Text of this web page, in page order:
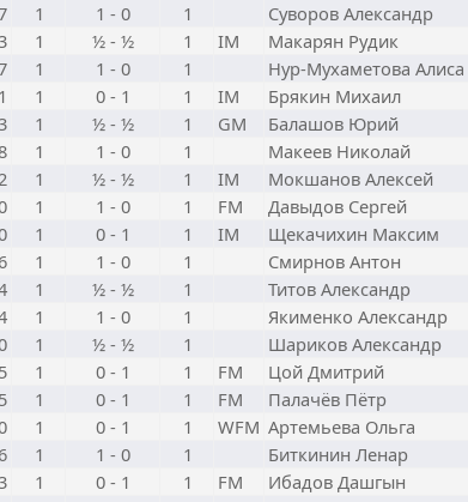
1 1 - 0 1 Суворов Александр
1 ½ - ½ 1 IM Макарян Рудик
1 1 - 0 1 Нур-Мухаметова Алиса
1 0 - 1 1 IM Брякин Михаил
1 ½ - ½ 1 GM Балашов Юрий
1 1 - 0 1 Макеев Николай
1 ½ - ½ 1 IM Мокшанов Алексей
1 1 - 0 1 FM Давыдов Сергей
1 0 - 1 1 IM Щекачихин Максим
1 1 - 0 1 Смирнов Антон
1 ½ - ½ 1 Титов Александр
1 1 - 0 1 Якименко Александр
1 ½ - ½ 1 Шариков Александр
1 0 - 1 1 FM Цой Дмитрий
1 0 - 1 1 FM Палачёв Пётр
1 0 - 1 1 WFM Артемьева Ольга
1 1 - 0 1 Биткинин Ленар
1 0 - 1 1 FM Ибадов Дашгын